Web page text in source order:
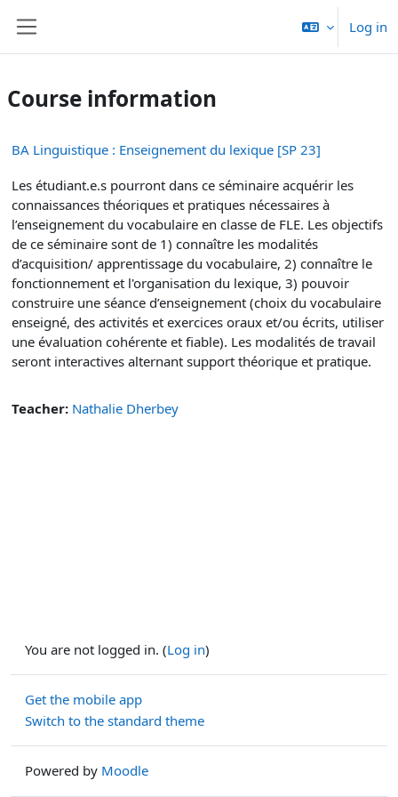
Log in
Course information
BA Linguistique : Enseignement du lexique [SP 23]
Les étudiant.e.s pourront dans ce séminaire acquérir les
connaissances théoriques et pratiques nécessaires à
l’enseignement du vocabulaire en classe de FLE. Les objectifs
de ce séminaire sont de 1) connaître les modalités
d’acquisition/ apprentissage du vocabulaire, 2) connaître le
fonctionnement et l'organisation du lexique, 3) pouvoir
construire une séance d’enseignement (choix du vocabulaire
enseigné, des activités et exercices oraux et/ou écrits, utiliser
une évaluation cohérente et fiable). Les modalités de travail
seront interactives alternant support théorique et pratique.
Teacher: Nathalie Dherbey
You are not logged in. (Log in)
Get the mobile app
Switch to the standard theme
Powered by Moodle